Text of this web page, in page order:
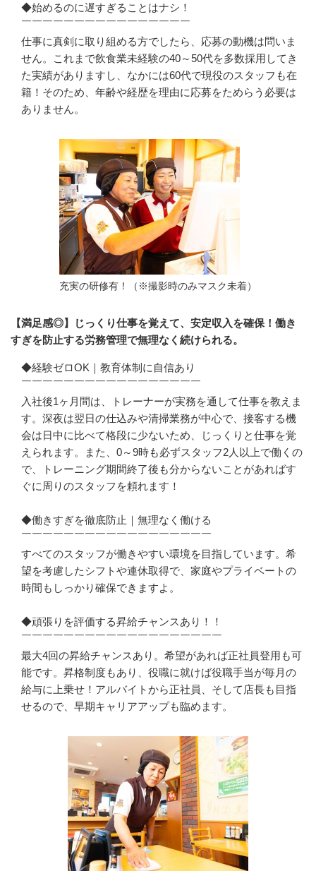
◆始めるのに遅すぎることはナシ！
￣￣￣￣￣￣￣￣￣￣￣￣￣￣￣￣
仕事に真剣に取り組める方でしたら、応募の動機は問いま
せん。これまで飲食業未経験の40～50代を多数採用してき
た実績がありますし、なかには60代で現役のスタッフも在
籍！そのため、年齢や経歴を理由に応募をためらう必要は
ありません。
充実の研修有！（※撮影時のみマスク未着）
【満足感◎】じっくり仕事を覚えて、安定収入を確保！働き
すぎを防止する労務管理で無理なく続けられる。
◆経験ゼロOK｜教育体制に自信あり
￣￣￣￣￣￣￣￣￣￣￣￣￣￣￣￣￣
入社後1ヶ月間は、トレーナーが実務を通して仕事を教えま
す。深夜は翌日の仕込みや清掃業務が中心で、接客する機
会は日中に比べて格段に少ないため、じっくりと仕事を覚
えられます。また、0～9時も必ずスタッフ2人以上で働くの
で、トレーニング期間終了後も分からないことがあればす
ぐに周りのスタッフを頼れます！
◆働きすぎを徹底防止｜無理なく働ける
￣￣￣￣￣￣￣￣￣￣￣￣￣￣￣￣￣￣
すべてのスタッフが働きやすい環境を目指しています。希
望を考慮したシフトや連休取得で、家庭やプライベートの
時間もしっかり確保できますよ。
◆頑張りを評価する昇給チャンスあり！！
￣￣￣￣￣￣￣￣￣￣￣￣￣￣￣￣￣￣￣
最大4回の昇給チャンスあり。希望があれば正社員登用も可
能です。昇格制度もあり、役職に就けば役職手当が毎月の
給与に上乗せ！アルバイトから正社員、そして店長も目指
せるので、早期キャリアアップも臨めます。